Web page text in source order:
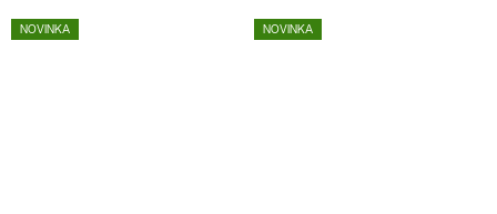
NOVINKA NOVINKA